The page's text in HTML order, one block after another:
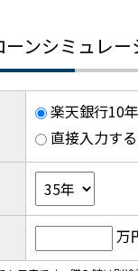
ーンシミュレ
楽天銀行10
直接入力する
万